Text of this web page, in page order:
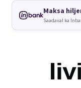
Maksa
Saadaval ka